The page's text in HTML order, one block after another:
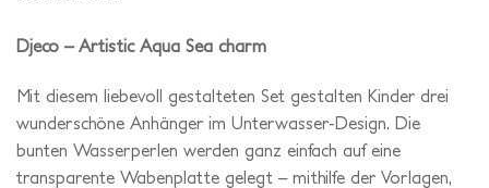
Djeco – Artistic Aqua Sea charm
Mit diesem liebevoll gestalteten Set gestalten Kinder drei
wunderschöne Anhänger im Unterwasser-Design. Die
bunten Wasserperlen werden ganz einfach auf eine
transparente Wabenplatte gelegt – mithilfe der Vorlagen,